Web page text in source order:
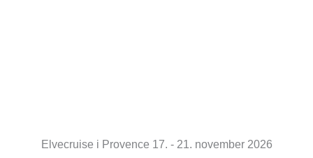
Elvecruise i Provence 17. - 21. november 2026